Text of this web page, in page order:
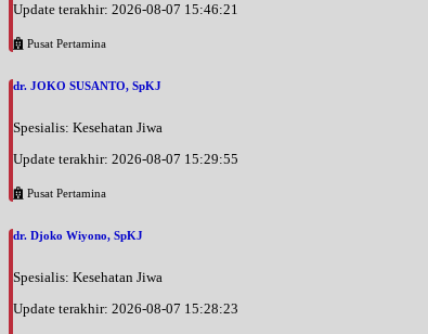
Update terakhir: 2026-08-07 15:46:21
Pusat Pertamina
dr. JOKO SUSANTO, SpKJ
Spesialis: Kesehatan Jiwa
Update terakhir: 2026-08-07 15:29:55
Pusat Pertamina
dr. Djoko Wiyono, SpKJ
Spesialis: Kesehatan Jiwa
Update terakhir: 2026-08-07 15:28:23